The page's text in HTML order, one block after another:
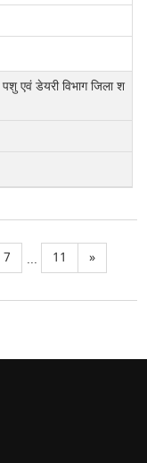
एवं डेयरी विभाग जिला श
7 ... 11 »